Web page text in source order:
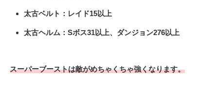
太古ベルト：レイド15以上
太古ヘルム：Sボス31以上、ダンジョン276以上
スーパーブーストは敵がめちゃくちゃ強くなります。